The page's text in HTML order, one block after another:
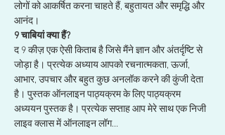
लोगों को आकर्षित करना चाहते हैं, बहुतायत और समृद्धि और
आनंद।
9 चाबियां क्या हैं?
द 9 कीज़ एक ऐसी किताब है जिसे मैंने ज्ञान और अंतर्दृष्टि से
जोड़ा है। प्रत्येक अध्याय आपको रचनात्मकता, ऊर्जा,
आभार, उपचार और बहुत कुछ अनलॉक करने की कुंजी देता
है। पुस्तक ऑनलाइन पाठ्यक्रम के लिए पाठ्यक्रम
अध्ययन पुस्तक है। प्रत्येक सप्ताह आप मेरे साथ एक निजी
लाइव क्लास में ऑनलाइन लॉग…